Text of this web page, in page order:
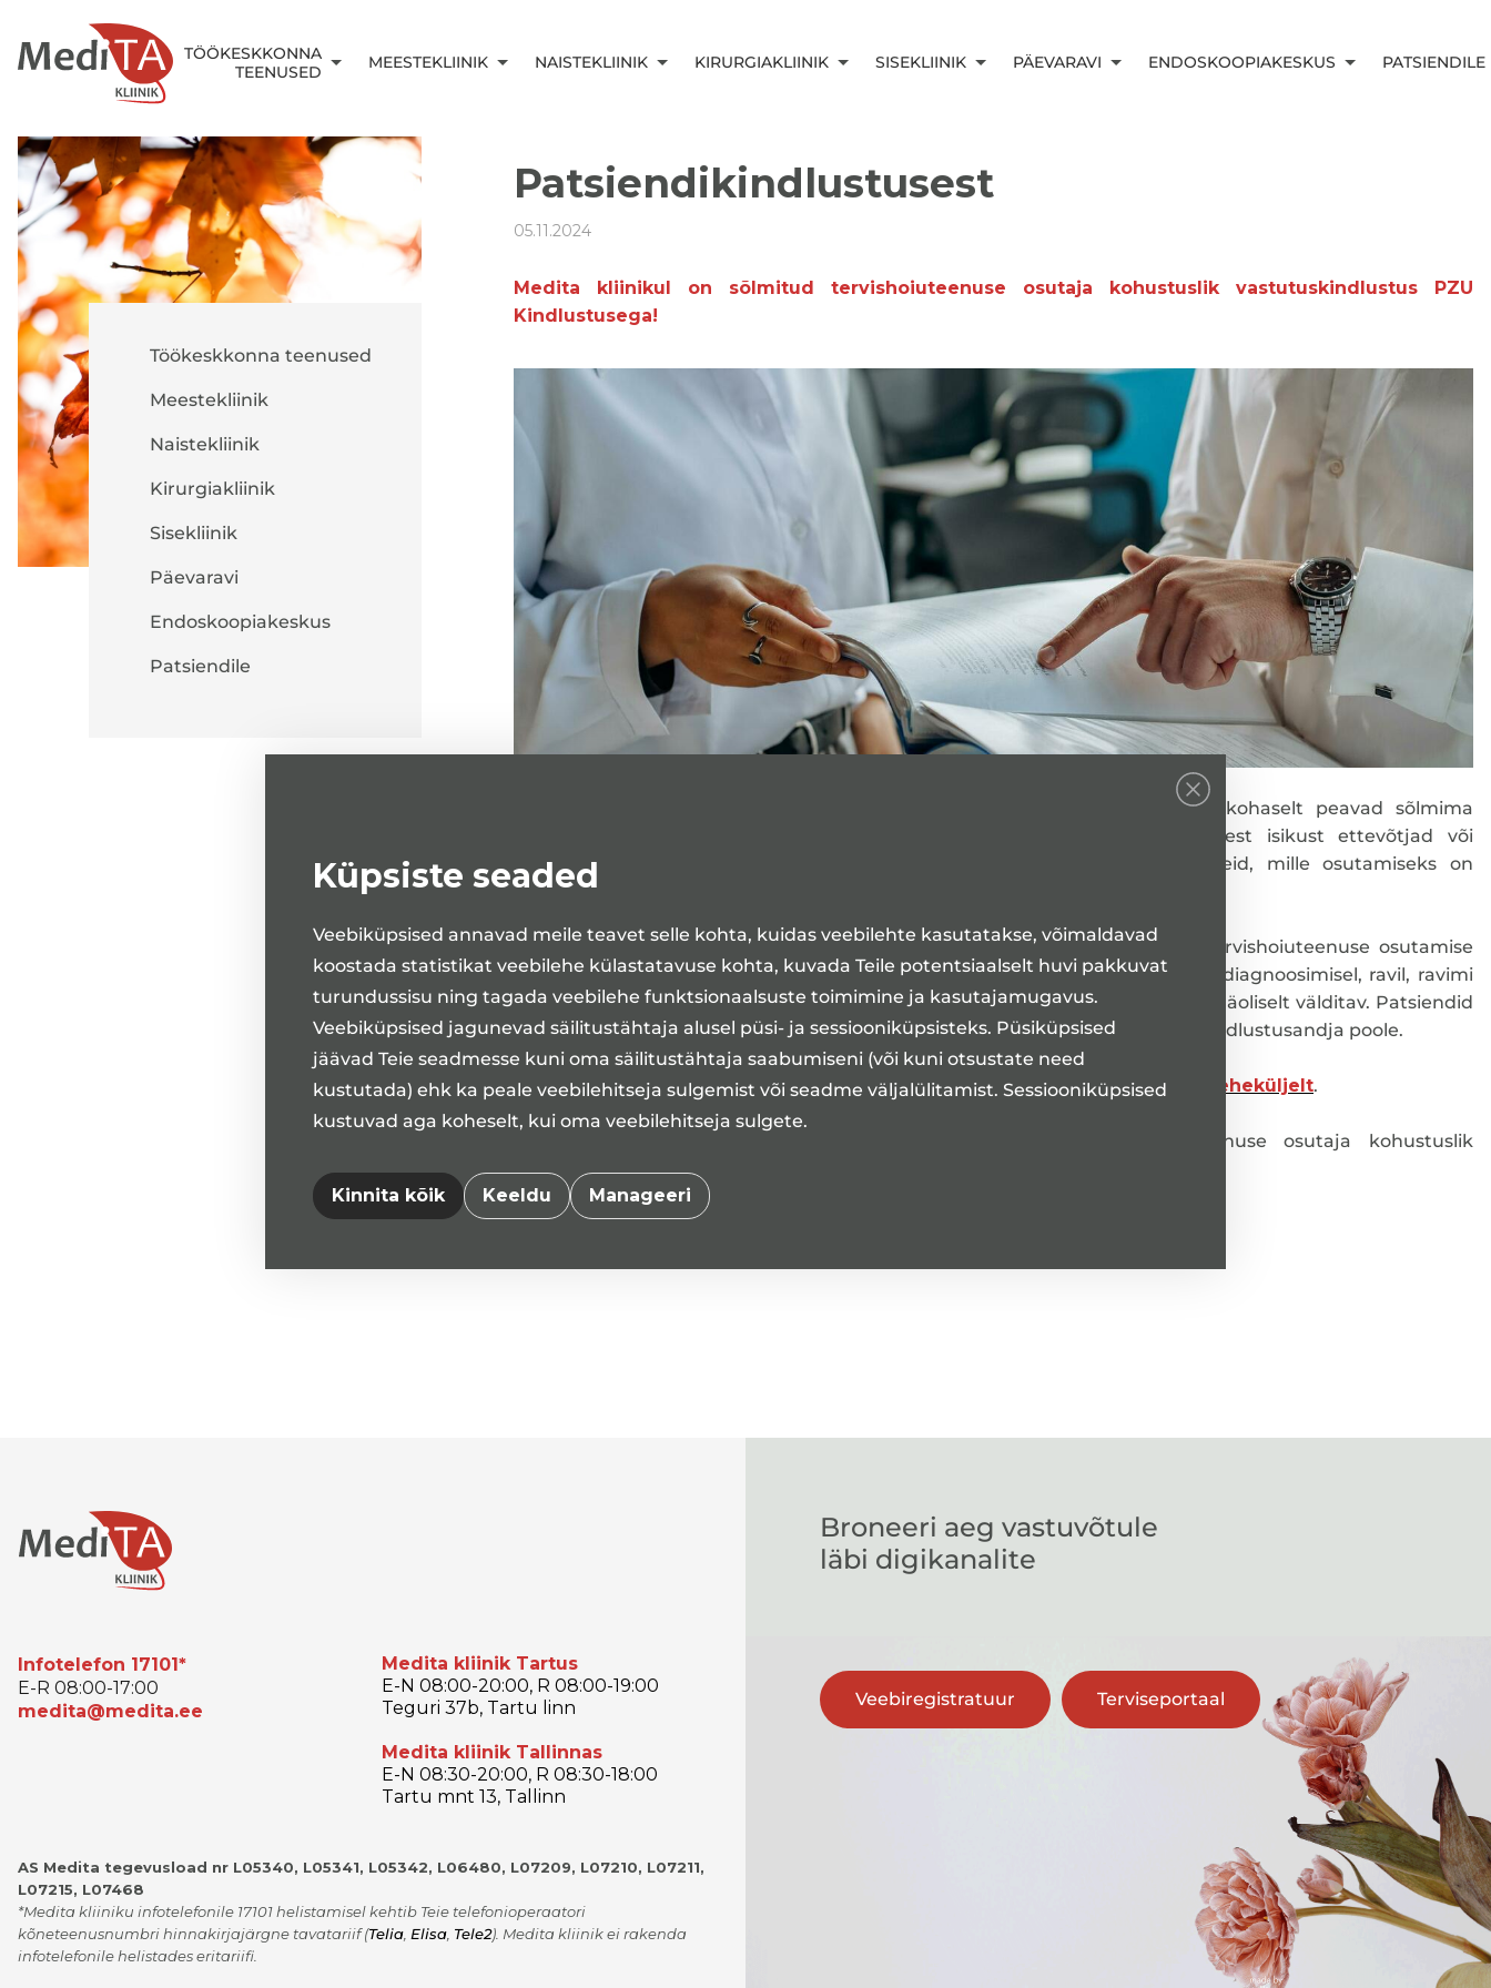
Küpsiste seaded
Veebiküpsised annavad meile teavet selle kohta, kuidas veebilehte kasutatakse, võimaldavad
koostada statistikat veebilehe külastatavuse kohta, kuvada Teile potentsiaalselt huvi pakkuvat
turundussisu ning tagada veebilehe funktsionaalsuste toimimine ja kasutajamugavus.
Veebiküpsised jagunevad säilitustähtaja alusel püsi- ja sessiooniküpsisteks. Püsiküpsised
jäävad Teie seadmesse kuni oma säilitustähtaja saabumiseni (või kuni otsustate need
kustutada) ehk ka peale veebilehitseja sulgemist või seadme väljalülitamist. Sessiooniküpsised
kustuvad aga koheselt, kui oma veebilehitseja sulgete.
Kinnita kõik Keeldu Manageeri
TÖÖKESKKONNA
TEENUSED
MEESTEKLIINIK NAISTEKLIINIK KIRURGIAKLIINIK SISEKLIINIK PÄEVARAVI ENDOSKOOPIAKESKUS PATSIENDILE
Töökeskkonna teenused
Meestekliinik
Naistekliinik
Kirurgiakliinik
Sisekliinik
Päevaravi
Endoskoopiakeskus
Patsiendile
Patsiendikindlustusest
05.11.2024
Medita kliinikul on sõlmitud tervishoiuteenuse osutaja kohustuslik vastutuskindlustus PZU
Kindlustusega!
Tervishoiuteenuse osutaja kohustusliku vastutuskindlustuse seaduse
kohaselt peavad sõlmima
vastutuskindlustuslepingu kõik Eestis tervishoiuteenust osutavad füüsilisest isikust ettevõtjad või
juriidilised isikud. Kindlustuskaitse peab hõlmama kõiki tervishoiuteenuseid, mille osutamiseks on
tervishoiuteenuse osutajale antud tegevusluba.
Tervishoiuteenuse osutaja kohustuslik vastutuskindlustus aitab hüvitada tervishoiuteenuse osutamise
käigus patsiendile tekkinud kahju, mis on tekkinud raviprotsessi käigus (nt diagnoosimisel, ravil, ravimi
manustamisel, patsiendi transportimise käigus jms) ning mis oleks olnud tõenäoliselt välditav. Patsiendid
saavad hüvitise taotlemiseks pöörduda terviseteenuse osutaja asemel otse kindlustusandja poole.
Täpsem info patsiendikindlustuse kohta on leitav Sotsiaalministeeriumikoduleheküljelt.
Medita kliinikul on alates 1. novembrist 2024 sõlmitud tervishoiuteenuse osutaja kohustuslik
vastutuskindlustusPZU Kindlustusega
Infotelefon 17101*
E-R 08:00-17:00
medita@medita.ee
Medita kliinik Tartus
E-N 08:00-20:00, R 08:00-19:00
Teguri 37b, Tartu linn
Medita kliinik Tallinnas
E-N 08:30-20:00, R 08:30-18:00
Tartu mnt 13, Tallinn
AS Medita tegevusload nr L05340, L05341, L05342, L06480, L07209, L07210, L07211,
L07215, L07468
*Medita kliiniku infotelefonile 17101 helistamisel kehtib Teie telefonioperaatori
kõneteenusnumbri hinnakirjajärgne tavatariif(Telia Elisa Tele2) . Medita kliinik ei rakenda
infotelefonile helistades eritariifi.
Broneeri aeg vastuvõtule
läbi digikanalite
Veebiregistratuur Terviseportaal